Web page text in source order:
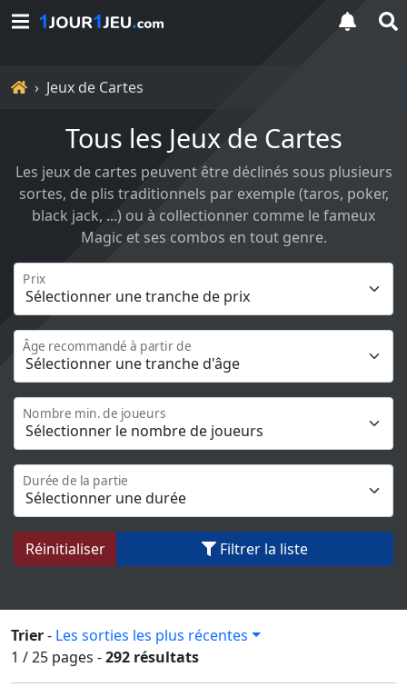
Accueil
Jeux de Cartes
Tous les Jeux de Cartes
Les jeux de cartes peuvent être déclinés sous plusieurs
sortes, de plis traditionnels par exemple (taros, poker,
black jack, ...) ou à collectionner comme le fameux
Magic et ses combos en tout genre.
Prix
Âge recommandé à partir de
Nombre min. de joueurs
Durée de la partie
Réinitialiser Filtrer la liste
Trier- Les sorties les plus récentes
1 / 25 pages -292 résultats